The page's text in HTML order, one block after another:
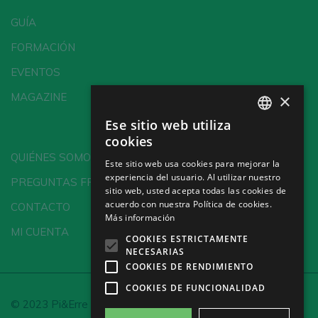
GUÍA
FORMACIÓN
EVENTOS
MAGAZINE
QUIÉNES SOMOS
PREGUNTAS FRECUENTES
CONTACTO
MI CUENTA
© 2023 Pi&Erre Comunicación Integral S.L.
GERMAN
CH
×
Ese sitio web utiliza
cookies
Este sitio web usa cookies para mejorar la
experiencia del usuario. Al utilizar nuestro
sitio web, usted acepta todas las cookies de
acuerdo con nuestra Política de cookies.
Más información
COOKIES ESTRICTAMENTE
NECESARIAS
COOKIES DE RENDIMIENTO
COOKIES DE FUNCIONALIDAD